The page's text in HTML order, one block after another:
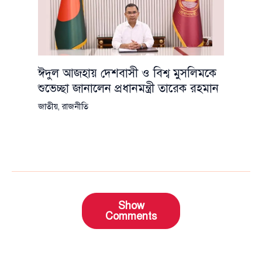
ঈদুল আজহায় দেশবাসী ও বিশ্ব মুসলিমকে
শুভেচ্ছা জানালেন প্রধানমন্ত্রী তারেক রহমান
জাতীয়,রাজনীতি
Show
Comments